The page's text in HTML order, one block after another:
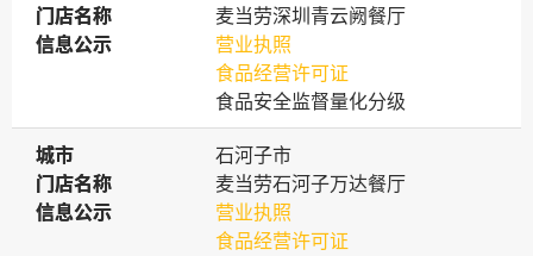
门店名称
门店名称
麦当劳深圳青云阙餐厅
信息公示
信息公示
营业执照
食品经营许可证
食品安全监督量化分级
城市
城市
石河子市
门店名称
门店名称
麦当劳石河子万达餐厅
信息公示
信息公示
营业执照
食品经营许可证